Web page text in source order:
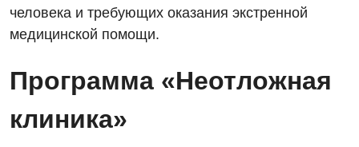
человека и требующих оказания экстренной
медицинской помощи.
Программа «Неотложная
клиника»